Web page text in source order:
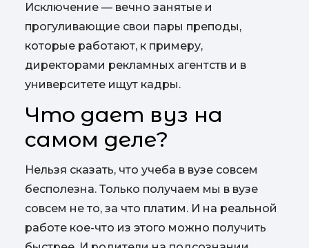
Исключение — вечно занятые и
прогуливающие свои пары преподы,
которые работают, к примеру,
директорами рекламных агентств и в
университете ищут кадры.
Что дает вуз на
самом деле?
Нельзя сказать, что учеба в вузе совсем
бесполезна. Только получаем мы в вузе
совсем не то, за что платим. И на реальной
работе кое-что из этого можно получить